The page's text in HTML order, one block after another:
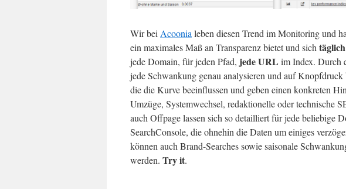
Wir bei Acoonia leben diesen Trend im Monitoring und
ein maximales Maß an Transparenz bietet und sich täglich
jede Domain, für jeden Pfad, jede URL im Index. Durch
jede Schwankung genau analysieren und auf
die die Kurve beeinflussen und geben einen konkreten
Umzüge, Systemwechsel, redaktionelle oder technische
auch Offpage lassen sich so detailliert für jede beliebige
SearchConsole, die ohnehin die Daten um einiges
können auch Brand-Searches sowie saisonale
werden. Try it.